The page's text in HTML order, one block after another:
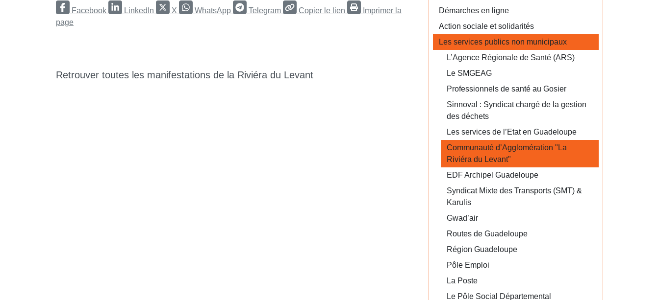
Facebook LinkedIn X WhatsApp Telegram Copier le lien
Imprimer la
page
Retrouver toutes les manifestations de la Riviéra du Levant
Démarches en ligne
Action sociale et solidarités
Les services publics non municipaux
L’Agence Régionale de Santé (ARS)
Le SMGEAG
Professionnels de santé au Gosier
Sinnoval : Syndicat chargé de la gestion
des déchets
Les services de l’Etat en Guadeloupe
Communauté d’Agglomération "La
Riviéra du Levant"
EDF Archipel Guadeloupe
Syndicat Mixte des Transports (SMT) &
Karulis
Gwad’air
Routes de Guadeloupe
Région Guadeloupe
Pôle Emploi
La Poste
Le Pôle Social Départemental